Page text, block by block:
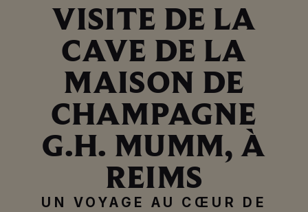
VISITE DE LA
CAVE DE LA
MAISON DE
CHAMPAGNE
G.H. MUMM, À
REIMS
UN VOYAGE AU CŒUR DE